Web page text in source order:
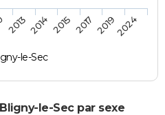
le-Sec
2013 2014 2015 2017 20192024
le-Sec par sexe